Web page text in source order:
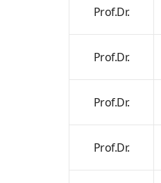
Prof.Dr.
Prof.Dr.
Prof.Dr.
Prof.Dr.